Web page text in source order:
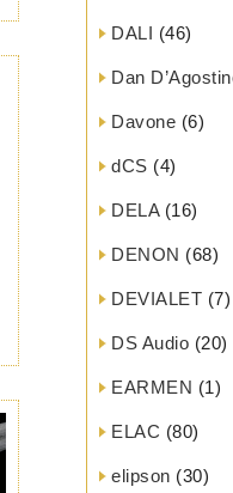
DALI (46)
Dan
Davone (6)
dCS (4)
DELA(16)
DENON (68)
DEVIALET (7)
DS Audio (20)
EARMEN (1)
ELAC (80)
elipson (30)